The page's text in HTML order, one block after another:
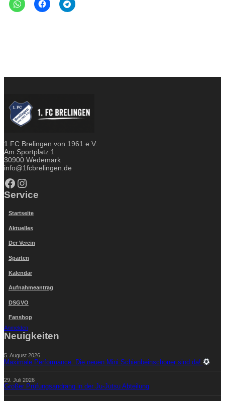
1 FC Brelingen von 1961 e.V.
Am Sportplatz 1
30900 Wedemark
info@1fcbrelingen.de
Facebook Instagram
Service
Startseite
Aktuelles
Der Verein
Sparten
Kalendar
Aufnahmeantrag
DSGVO
Fanshop
Anmelden
Neuigkeiten
5. August 2026
Maximale Performance: Die neuen Mini Schienbeinschoner sind da!
29. Juli 2026
Großer Prüfungsandrang in der Ju-Jutsu Abteilung